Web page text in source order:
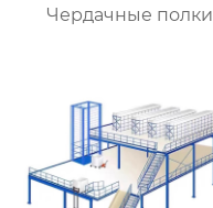
Чердачные полки